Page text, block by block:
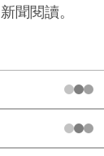
聞閱讀。